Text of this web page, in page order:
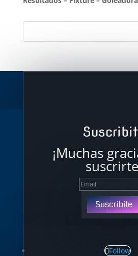
¡Muchas
Suscribite
Follow